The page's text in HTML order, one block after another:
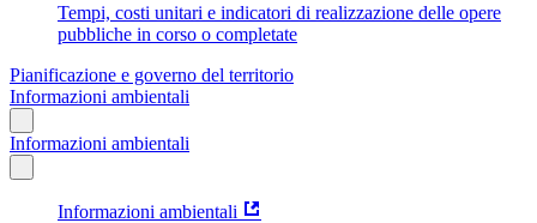
Tempi, costi unitari e indicatori di realizzazione delle opere
pubbliche in corso o completate
Pianificazione e governo del territorio
Informazioni ambientali
Informazioni ambientali
Informazioni ambientali